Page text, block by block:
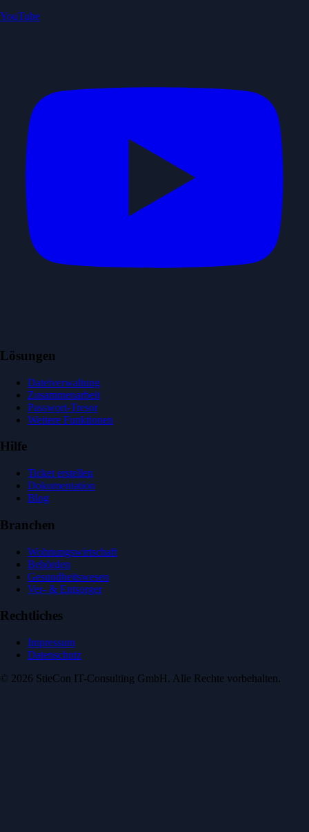
YouTube
Lösungen
Dateiverwaltung
Zusammenarbeit
Passwort-Tresor
Weitere Funktionen
Hilfe
Ticket erstellen
Dokumentation
Blog
Branchen
Wohnungswirtschaft
Behörden
Gesundheitswesen
Ver- & Entsorger
Rechtliches
Impressum
Datenschutz
© 2026 StieCon IT-Consulting GmbH. Alle Rechte vorbehalten.